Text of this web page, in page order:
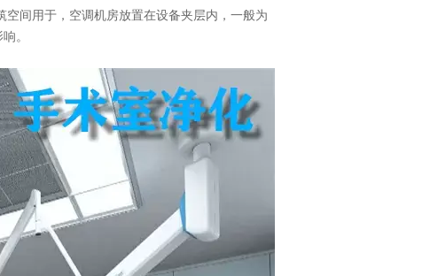
间用于，空调机房放置在设备夹层内，一般为
。